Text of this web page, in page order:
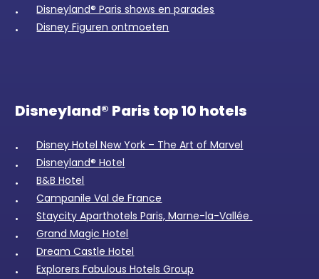
Disneyland® Paris shows en parades
Disney Figuren ontmoeten
Disneyland® Paris top 10 hotels
Disney Hotel New York – The Art of Marvel
Disneyland® Hotel
B&B Hotel
Campanile Val de France
Staycity Aparthotels Paris, Marne-la-Vallée
Grand Magic Hotel
Dream Castle Hotel
Explorers Fabulous Hotels Group